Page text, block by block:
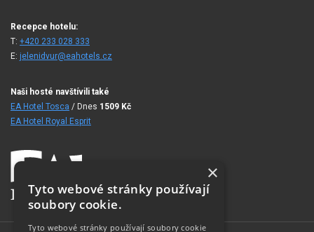
Recepce hotelu:
T: +420 233 028 333
E: jelenidvur@eahotels.cz
Naši hosté navštívili také
EA Hotel Tosca / Dnes 1509 Kč
EA Hotel Royal Esprit
×
Tyto webové stránky používají
soubory cookie.
Tyto webové stránky používají soubory cookie